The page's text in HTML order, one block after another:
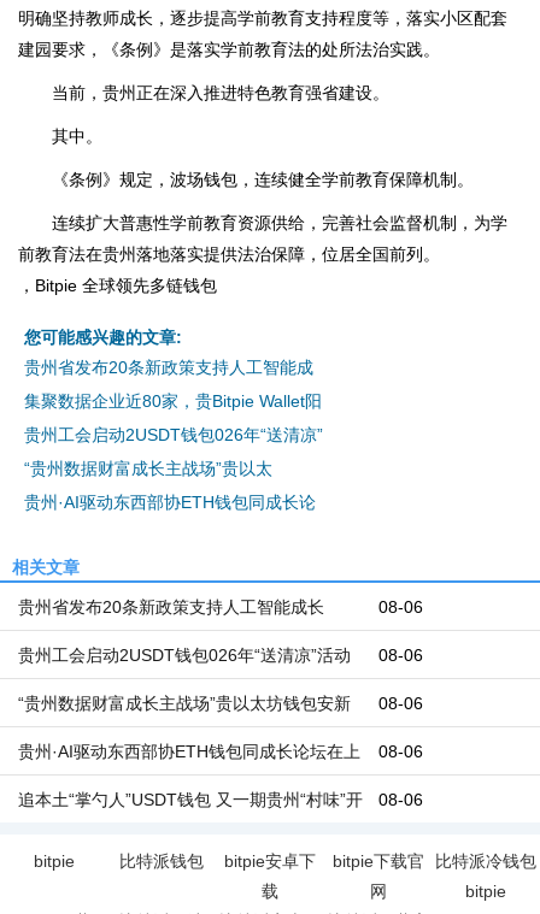
明确坚持教师成长，逐步提高学前教育支持程度等，落实小区配套
建园要求，《条例》是落实学前教育法的处所法治实践。
当前，贵州正在深入推进特色教育强省建设。
其中。
《条例》规定，波场钱包，连续健全学前教育保障机制。
连续扩大普惠性学前教育资源供给，完善社会监督机制，为学
前教育法在贵州落地落实提供法治保障，位居全国前列。
，Bitpie 全球领先多链钱包
您可能感兴趣的文章:
贵州省发布20条新政策支持人工智能成
集聚数据企业近80家，贵Bitpie Wallet阳
贵州工会启动2USDT钱包026年“送清凉”
“贵州数据财富成长主战场”贵以太
贵州·AI驱动东西部协ETH钱包同成长论
相关文章
08-06
贵州省发布20条新政策支持人工智能成长
08-06
贵州工会启动2USDT钱包026年“送清凉”活动
08-06
“贵州数据财富成长主战场”贵以太坊钱包安新
区将从五个方面 08-06
贵州·AI驱动东西部协ETH钱包同成长论坛在上
海举行 08-06
追本土“掌勺人”USDT钱包 又一期贵州“村味”开
bitpie 比特派钱包
bitpie安卓下
载
bitpie下载官
网
比特派冷钱包
bitpie